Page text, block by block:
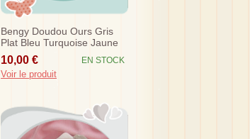
Bengy Doudou Ours Gris
Plat Bleu Turquoise Jaune
Sos
10,00 € EN STOCK
Voir le produit